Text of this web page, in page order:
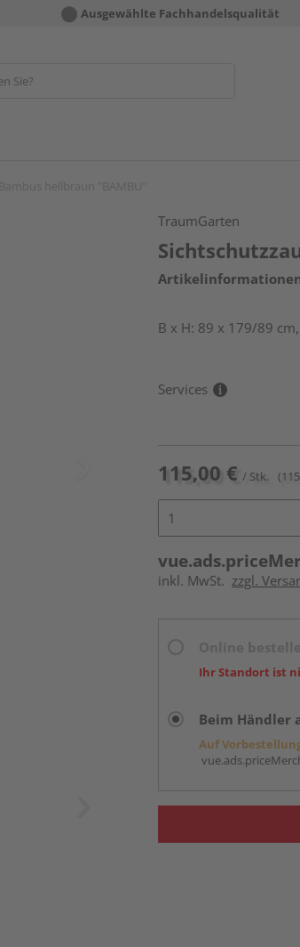
Ausgewählte Fachhandelsqualität
TraumGarten
B x H: 89 x 179/89
Services
115,00 € / Stk.
inkl. MwSt. zzgl.
Ihr Standort ist
Beim Händler
Auf